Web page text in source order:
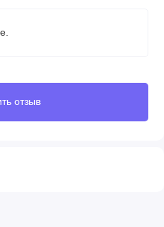
или технологию
отзыв